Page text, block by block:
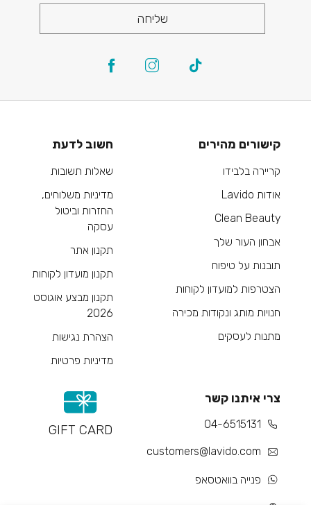
שליחה
קישורים מהירים
קריירה בלבידו
אודות Lavido
Clean Beauty
אבחון העור שלך
תובנות על טיפוח
הצטרפות למועדון לקוחות
חנויות מותג ונקודות מכירה
מתנות לעסקים
חשוב לדעת
שאלות תשובות
מדיניות משלוחים,
החזרות וביטול
עסקה
תקנון אתר
תקנון מועדון לקוחות
תקנון מבצע אוגוסט
2026
הצהרת נגישות
מדיניות פרטיות
צרי איתנו קשר
04-6515131
customers@lavido.com
פנייה בוואטסאפ
GIFT CARD